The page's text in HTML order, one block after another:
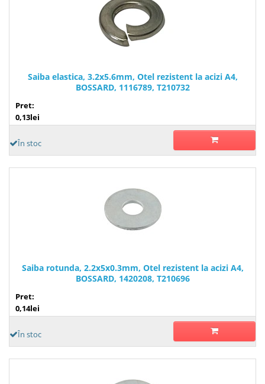
Saiba elastica, 3.2x5.6mm, Otel rezistent la acizi A4,
BOSSARD, 1116789, T210732
Pret:
0,13lei
În stoc
Saiba rotunda, 2.2x5x0.3mm, Otel rezistent la acizi A4,
BOSSARD, 1420208, T210696
Pret:
0,14lei
În stoc